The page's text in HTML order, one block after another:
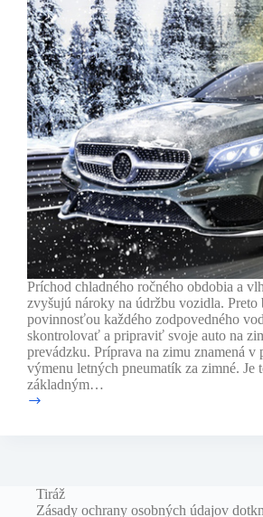
Príchod chladného ročného obdobia a
zvyšujú nároky na údržbu vozidla. Preto
povinnosťou každého zodpovedného
skontrolovať a pripraviť svoje auto na
prevádzku. Príprava na zimu znamená v
výmenu letných pneumatík za zimné. Je
základným…
Príprava
Tiráž
Zásady ochrany osobných údajov